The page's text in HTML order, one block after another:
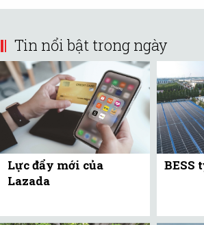
Tin nổi bật trong ngày
Lực đẩy mới của
Lazada
BESS